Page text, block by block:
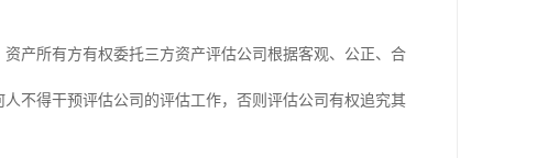
产所有方有权委托三方资产评估公司根据客观、公正、合
不得干预评估公司的评估工作，否则评估公司有权追究其